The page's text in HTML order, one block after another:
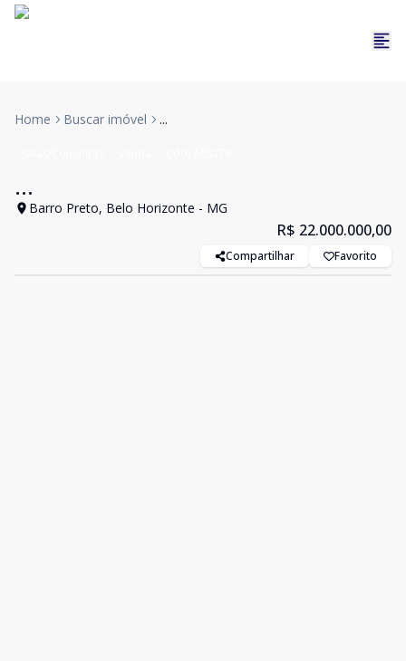
Home Buscar imóvel ...
...
Barro Preto, Belo Horizonte - MG
R$ 22.000.000,00
Compartilhar Favorito